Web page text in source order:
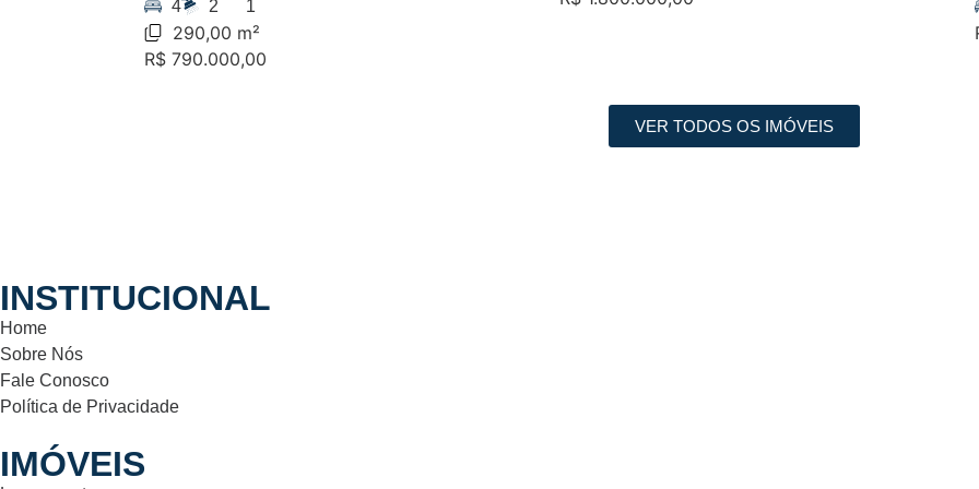
4 2 1
290,00 m²
R$ 790.000,00
VER TODOS OS IMÓVEIS
INSTITUCIONAL
Home
Sobre Nós
Fale Conosco
Política de Privacidade
IMÓVEIS